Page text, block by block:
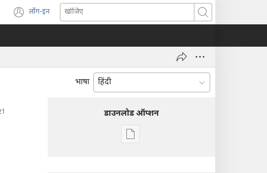
लॉग-इन
(opens
new
खोजिए
भाषा
डाउनलोड ऑप्शन
डिजिटल